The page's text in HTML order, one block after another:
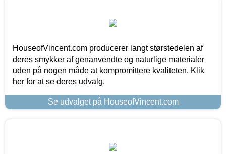
HouseofVincent.com producerer langt størstedelen af
deres smykker af genanvendte og naturlige materialer
uden på nogen måde at kompromittere kvaliteten. Klik
her for at se deres udvalg.
Se udvalget på HouseofVincent.com